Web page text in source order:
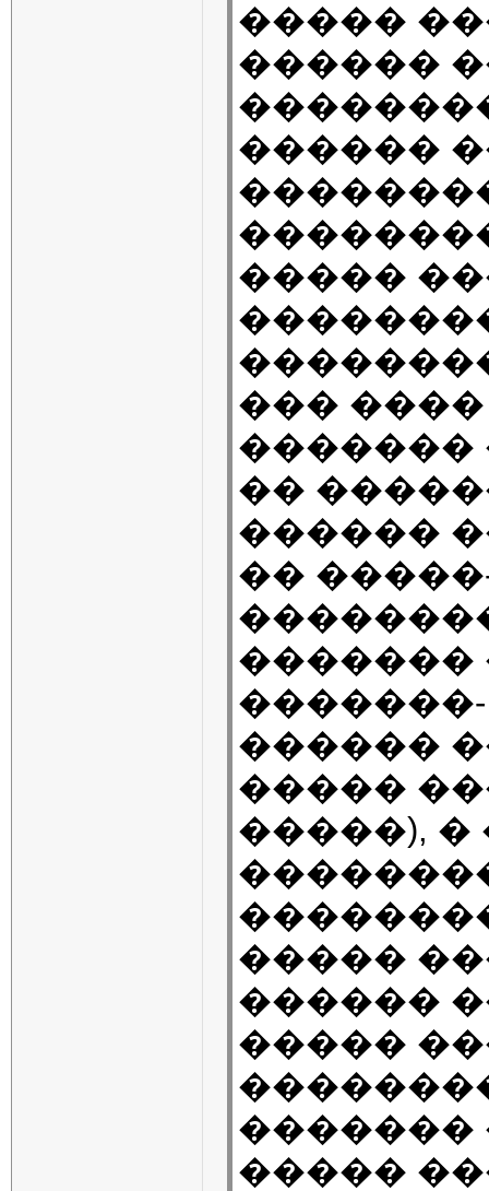
�����
������
������
�����
���
�������
��
������
��
�������
������
�����
�����),
�����
������
�����
�������
�����